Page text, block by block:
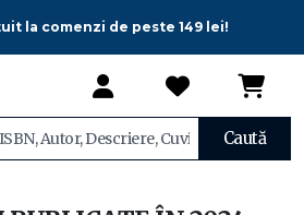
la comenzi de peste 149 lei!
Caută